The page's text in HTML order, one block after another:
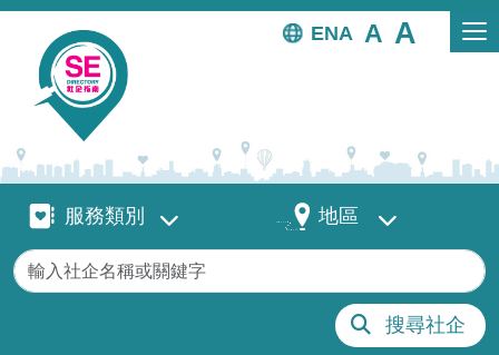
移至主內容
EN
服務類別服務類別 地區 地區
關鍵字
搜尋社企